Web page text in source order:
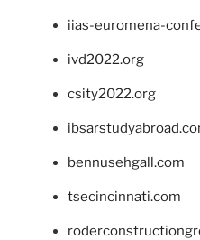
iias-euromena-
ivd2022.org
csity2022.org
bennusehgall.com
tsecincinnati.com